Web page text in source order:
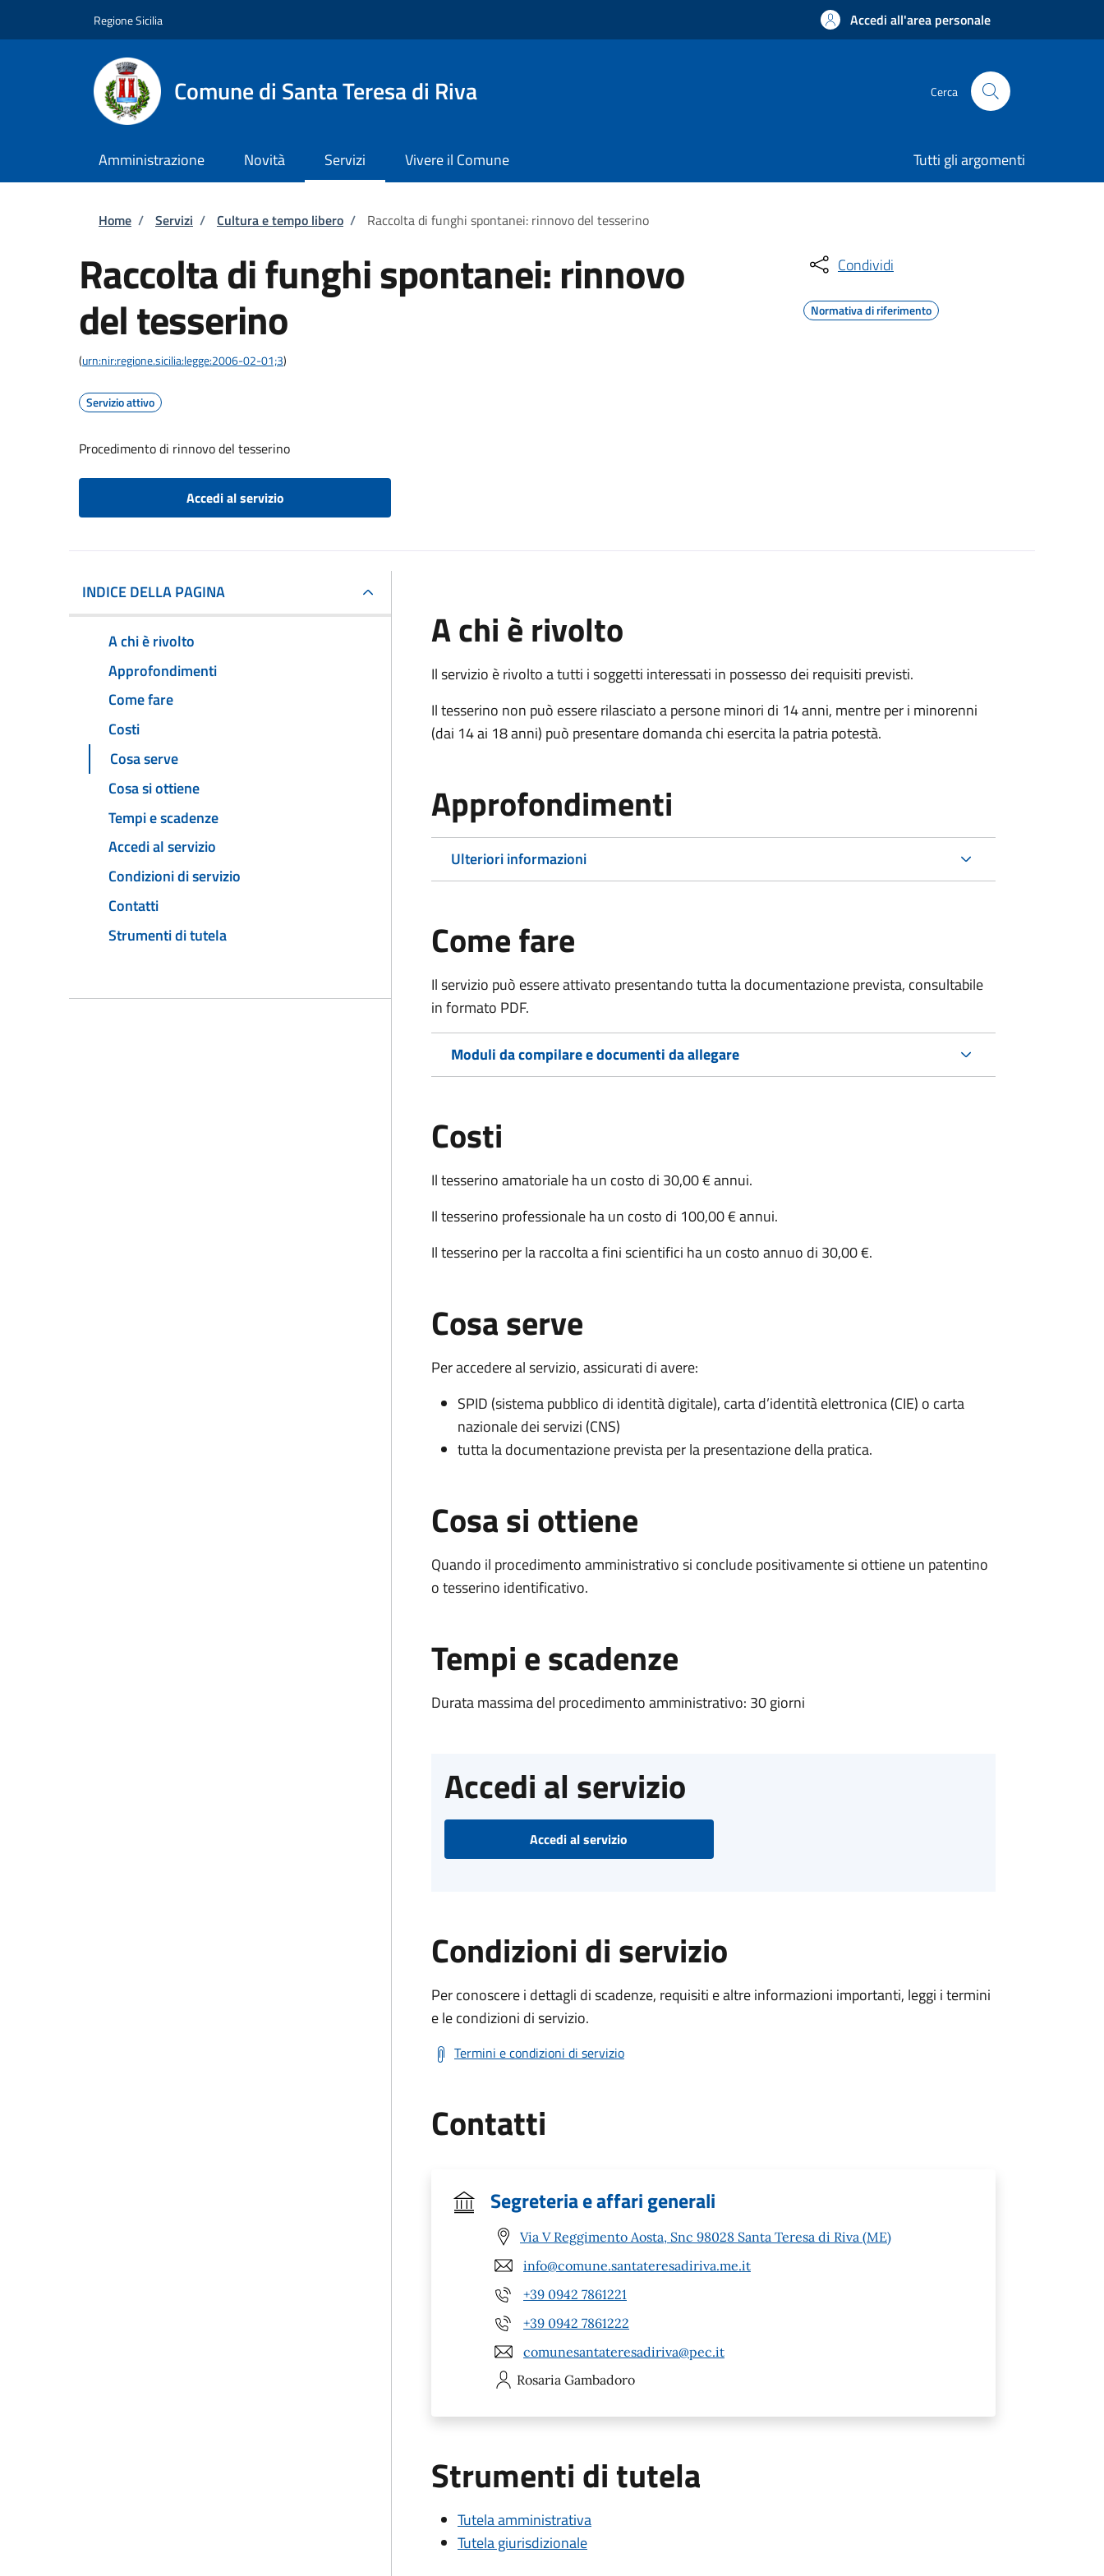
Regione Sicilia Accedi all'area personale
Comune di Santa Teresa di Riva Cerca
Amministrazione Novità Servizi Vivere il Comune Tutti gli argomenti
Briciole di pane
Home / Servizi / Cultura e tempo libero / Raccolta di funghi spontanei: rinnovo del tesserino
Raccolta di funghi spontanei: rinnovo
del tesserino
(urn:nir:regione.sicilia:legge:2006-02-01;3)
Servizio attivo
Procedimento di rinnovo del tesserino
Accedi al servizio
Condividi
Normativa di riferimento
INDICE DELLA PAGINA
A chi è rivolto
Approfondimenti
Come fare
Costi
Cosa serve
Cosa si ottiene
Tempi e scadenze
Accedi al servizio
Condizioni di servizio
Contatti
Strumenti di tutela
A chi è rivolto
Il servizio è rivolto a tutti i soggetti interessati in possesso dei requisiti previsti.
Il tesserino non può essere rilasciato a persone minori di 14 anni, mentre per i minorenni
(dai 14 ai 18 anni) può presentare domanda chi esercita la patria potestà.
Approfondimenti
Ulteriori informazioni
Come fare
Il servizio può essere attivato presentando tutta la documentazione prevista, consultabile
in formato PDF.
Moduli da compilare e documenti da allegare
Costi
Il tesserino amatoriale ha un costo di 30,00 € annui.
Il tesserino professionale ha un costo di 100,00 € annui.
Il tesserino per la raccolta a fini scientifici ha un costo annuo di 30,00 €.
Cosa serve
Per accedere al servizio, assicurati di avere:
SPID (sistema pubblico di identità digitale), carta d’identità elettronica (CIE) o carta
nazionale dei servizi (CNS)
tutta la documentazione prevista per la presentazione della pratica.
Cosa si ottiene
Quando il procedimento amministrativo si conclude positivamente si ottiene un patentino
o tesserino identificativo.
Tempi e scadenze
Durata massima del procedimento amministrativo: 30 giorni
Accedi al servizio
Accedi al servizio
Condizioni di servizio
Per conoscere i dettagli di scadenze, requisiti e altre informazioni importanti, leggi i termini
e le condizioni di servizio.
Termini e condizioni di servizio
Contatti
Segreteria e affari generali
Via V Reggimento Aosta, Snc 98028 Santa Teresa di Riva (ME)
info@comune.santateresadiriva.me.it
+39 0942 7861221
+39 0942 7861222
comunesantateresadiriva@pec.it
Rosaria Gambadoro
Strumenti di tutela
Tutela amministrativa
Tutela giurisdizionale